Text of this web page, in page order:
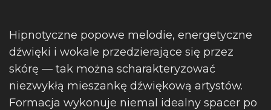
Hipnotyczne popowe melodie, energetyczne
dźwięki i wokale przedzierające się przez
skórę — tak można scharakteryzować
niezwykłą mieszankę dźwiękową artystów.
Formacja wykonuje niemal idealny spacer po